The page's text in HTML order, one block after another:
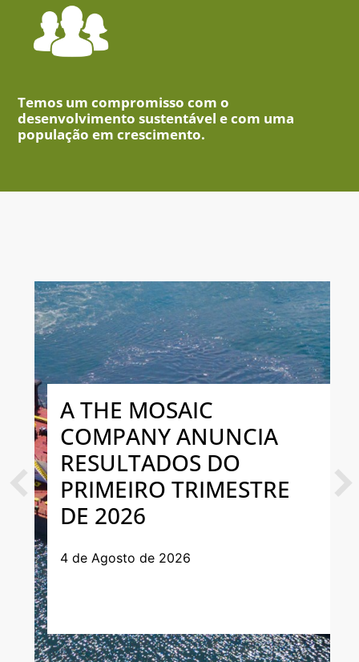
Temos um compromisso com o
desenvolvimento sustentável e com uma
população em crescimento.
A THE MOSAIC
COMPANY ANUNCIA
RESULTADOS DO
PRIMEIRO TRIMESTRE
DE 2026
4 de Agosto de 2026
Previous